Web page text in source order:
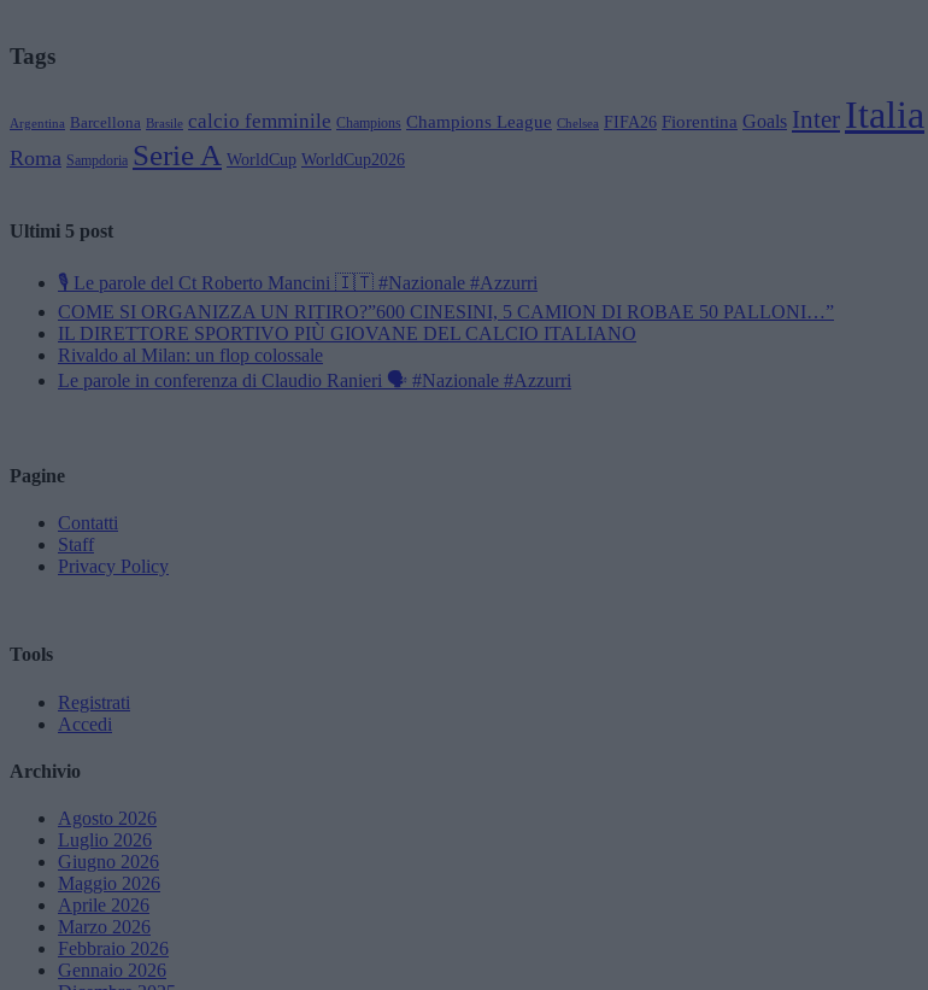
Tags
Argentina Barcellona Brasile calcio femminile Champions Champions League Chelsea FIFA26 Fiorentina Goals Inter Italia
Roma Sampdoria Serie A WorldCup WorldCup2026
Ultimi 5 post
🎙️ Le parole del Ct Roberto Mancini 🇮🇹 #Nazionale #Azzurri
COME SI ORGANIZZA UN RITIRO?”600 CINESINI, 5 CAMION DI ROBAE 50 PALLONI…”
IL DIRETTORE SPORTIVO PIÙ GIOVANE DEL CALCIO ITALIANO
Rivaldo al Milan: un flop colossale
Le parole in conferenza di Claudio Ranieri 🗣️ #Nazionale #Azzurri
Pagine
Contatti
Staff
Privacy Policy
Tools
Registrati
Accedi
Archivio
Agosto 2026
Luglio 2026
Giugno 2026
Maggio 2026
Aprile 2026
Marzo 2026
Febbraio 2026
Gennaio 2026